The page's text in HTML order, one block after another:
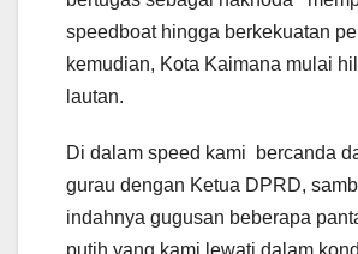
speedboat hingga berkekuatan
kemudian, Kota Kaimana mulai
lautan.
Di dalam speed kami bercanda
gurau dengan Ketua DPRD,
indahnya gugusan beberapa
putih yang kami lewati dalam